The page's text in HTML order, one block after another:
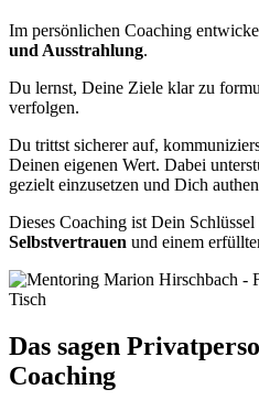
Im persönlichen Coaching
und Ausstrahlung.
Du lernst, Deine Ziele klar zu
verfolgen.
Du trittst sicherer auf,
Deinen eigenen Wert. Dabei
gezielt einzusetzen und Dich
Dieses Coaching ist Dein
Selbstvertrauen und einem
Das sagen
Coaching